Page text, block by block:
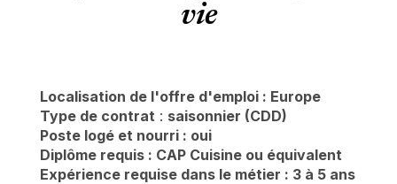
vie
Localisation de l'offre d'emploi : Europe
Type de contrat : saisonnier (CDD)
Poste logé et nourri : oui
Diplôme requis : CAP Cuisine ou équivalent
Expérience requise dans le métier : 3 à 5 ans